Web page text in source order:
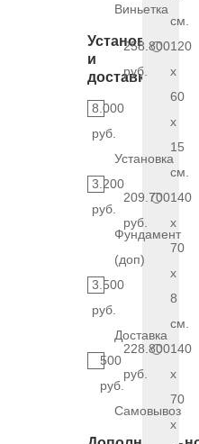
Виньетка
Установка
и
доставка
8.000
руб.
Установка
3.200
руб.
Фундамент
(доп)
3.500
руб.
Доставка
500
руб.
Самовывоз
см.
258.800
руб.
120
x
60
x
15
см.
209.700
руб.
140
x
70
x
8
см.
228.800
руб.
140
x
70
x